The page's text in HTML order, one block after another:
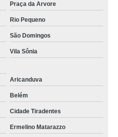
Praça da Arvore
Rio Pequeno
São Domingos
Vila Sônia
Aricanduva
Belém
Cidade Tiradentes
Ermelino Matarazzo